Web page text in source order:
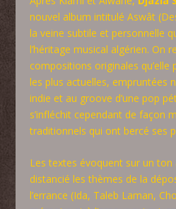
nouvel album intitulé Aswât
la veine subtile et personnelle
l’héritage musical algérien. On
compositions originales qu’elle
les plus actuelles, empruntées
indie et au groove d’une pop
s’infléchit cependant de façon
traditionnels qui ont bercé ses
Les textes évoquent sur un
distancié les thèmes de la
l’errance (Ida, Taleb Laman,